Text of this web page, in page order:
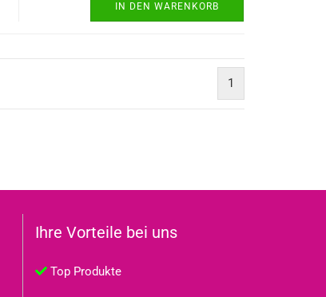
IN DEN WARENKORB
1
Ihre Vorteile bei uns
Top Produkte